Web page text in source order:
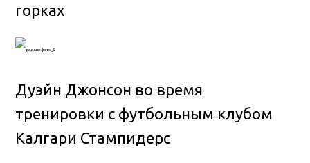
горках
Дуэйн Джонсон во время
тренировки с футбольным клубом
Калгари Стампидерс